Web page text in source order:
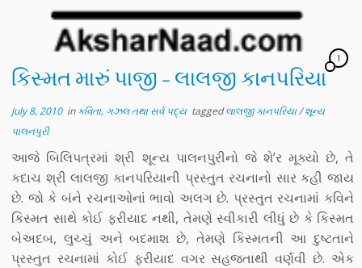
કિસ્મત મારું પાજી – લાલજી કાનપરિયા
1
July 8, 2010inકવિતા, ગઝલ તથા સર્વ પદ્ય taggedલાલજી કાનપરિયા/શૂન્ય
પાલનપુરી
આજે બિલિપત્રમાં શ્રી શૂન્ય પાલનપુરીનો જે શે’ર મૂક્યો છે, તે
કદાચ શ્રી લાલજી કાનપરિયાની પ્રસ્તુત રચનાનો સાર કહી જાય
છે. જો કે બંને રચનાઓનાં ભાવો અલગ છે. પ્રસ્તુત રચનામાં કવિને
કિસ્મત સાથે કોઈ ફરીયાદ નથી, તેમણે સ્વીકારી લીધું છે કે કિસ્મત
બેઅદબ, લુચ્ચું અને બદમાશ છે, તેમણે કિસ્મતની આ દુષ્ટતાને
પ્રસ્તુત રચનામાં કોઈ ફરીયાદ વગર સહજતાથી વર્ણવી છે. એક